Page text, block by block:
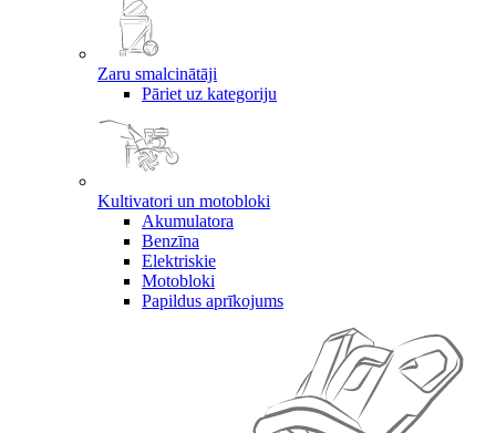
Zaru smalcinātāji
Pāriet uz kategoriju
Kultivatori un motobloki
Akumulatora
Benzīna
Elektriskie
Motobloki
Papildus aprīkojums